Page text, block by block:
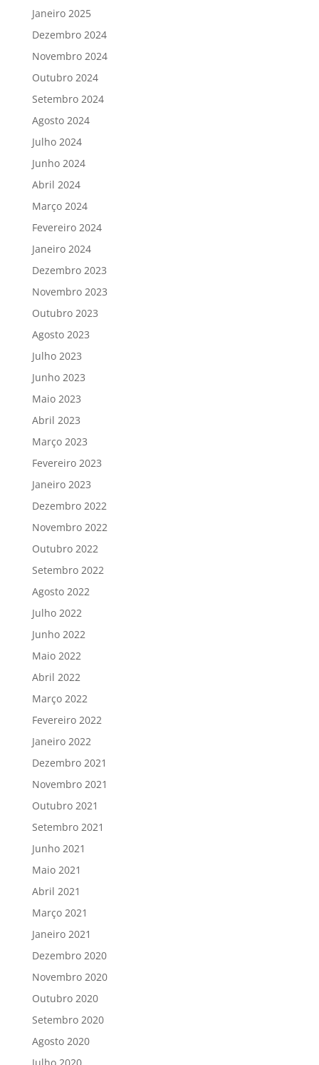
Janeiro 2025
Dezembro 2024
Novembro 2024
Outubro 2024
Setembro 2024
Agosto 2024
Julho 2024
Junho 2024
Abril 2024
Março 2024
Fevereiro 2024
Janeiro 2024
Dezembro 2023
Novembro 2023
Outubro 2023
Agosto 2023
Julho 2023
Junho 2023
Maio 2023
Abril 2023
Março 2023
Fevereiro 2023
Janeiro 2023
Dezembro 2022
Novembro 2022
Outubro 2022
Setembro 2022
Agosto 2022
Julho 2022
Junho 2022
Maio 2022
Abril 2022
Março 2022
Fevereiro 2022
Janeiro 2022
Dezembro 2021
Novembro 2021
Outubro 2021
Setembro 2021
Junho 2021
Maio 2021
Abril 2021
Março 2021
Janeiro 2021
Dezembro 2020
Novembro 2020
Outubro 2020
Setembro 2020
Agosto 2020